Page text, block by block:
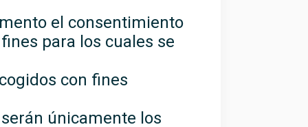
el consentimiento
para los cuales se
con fines
únicamente los